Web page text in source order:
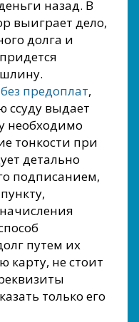
назад. В
выиграет дело,
долга и
предоплат,
ссуду выдает
необходимо
тонкости при
детально
подписанием,
путем их
карту, не стоит
только его